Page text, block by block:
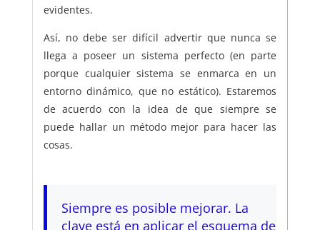
evidentes.
Así, no debe ser difícil advertir que nunca se
llega a poseer un sistema perfecto (en parte
porque cualquier sistema se enmarca en un
entorno dinámico, que no estático). Estaremos
de acuerdo con la idea de que siempre se
puede hallar un método mejor para hacer las
cosas.
Siempre es posible mejorar. La
clave está en aplicar el esquema de